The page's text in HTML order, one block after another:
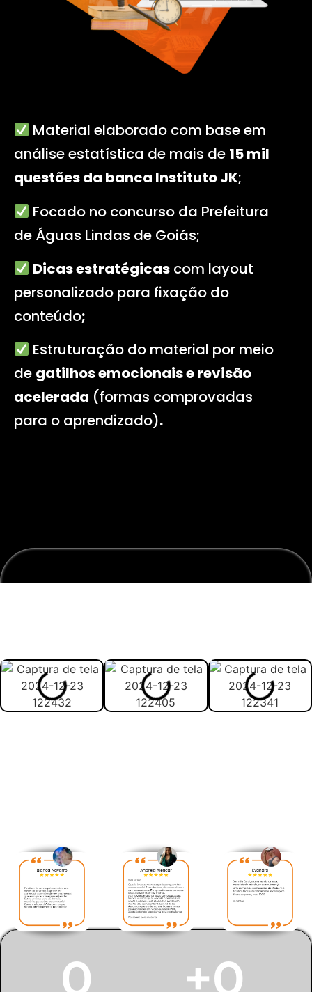
Material elaborado com base em
análise estatística de mais de 15 mil
questões da banca Instituto JK;
Focado no concurso da Prefeitura
de Águas Lindas de Goiás;
Dicas estratégicascom layout
personalizado para fixação do
conteúdo;
Estruturação do material por meio
de gatilhos emocionais e revisão
acelerada (formas comprovadas
para o aprendizado).
0 +0